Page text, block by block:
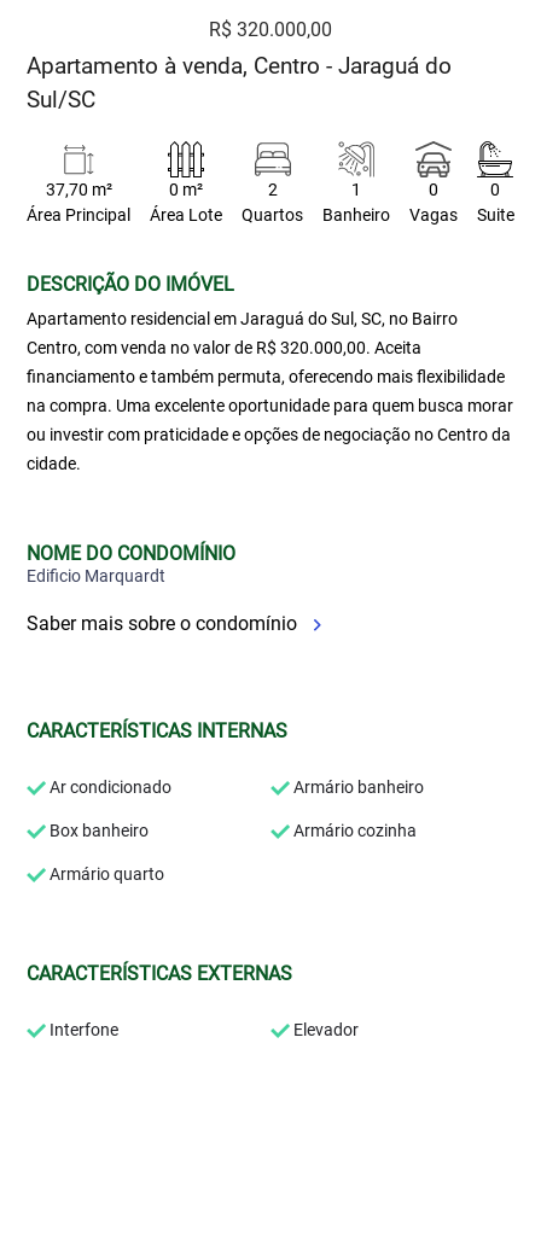
R$ 320.000,00
Apartamento à venda, Centro - Jaraguá do
Sul/SC
37,70 m²
Área Principal
0 m²
Área Lote
2
Quartos
1
Banheiro
0
Vagas
0
Suite
DESCRIÇÃO DO IMÓVEL
Apartamento residencial em Jaraguá do Sul, SC, no Bairro
Centro, com venda no valor de R$ 320.000,00. Aceita
financiamento e também permuta, oferecendo mais flexibilidade
na compra. Uma excelente oportunidade para quem busca morar
ou investir com praticidade e opções de negociação no Centro da
cidade.
NOME DO CONDOMÍNIO
Edificio Marquardt
Saber mais sobre o condomínio
CARACTERÍSTICAS INTERNAS
Ar condicionado Armário banheiro
Box banheiro Armário cozinha
Armário quarto
CARACTERÍSTICAS EXTERNAS
Interfone Elevador